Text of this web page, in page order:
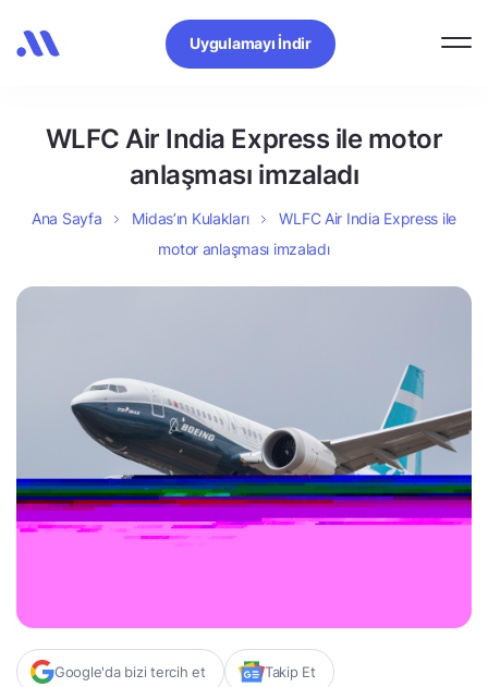
Uygulamayı İndir
WLFC Air India Express ile motor
anlaşması imzaladı
Ana Sayfa Midas’ın Kulakları
WLFC Air India Express ile
motor anlaşması imzaladı
Google'da bizi tercih et Takip Et